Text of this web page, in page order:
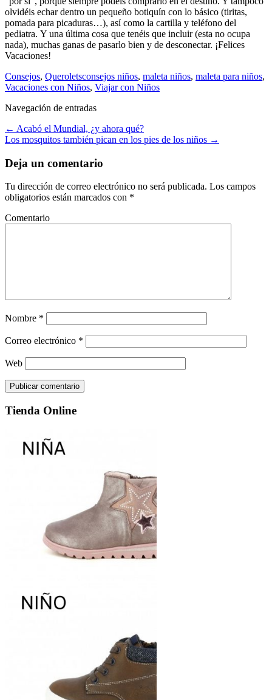
olvidéis echar dentro un pequeño botiquín con lo básico (tiritas,
pomada para picaduras…), así como la cartilla y teléfono del
pediatra. Y una última cosa que tenéis que incluir (esta no ocupa
nada), muchas ganas de pasarlo bien y de desconectar. ¡Felices
Vacaciones!
Consejos, Queroletsconsejos niños, maleta niños, maleta para niños,
Vacaciones con Niños, Viajar con Niños
Navegación de entradas
← Acabó el Mundial, ¿y ahora qué?
Los mosquitos también pican en los pies de los niños →
Deja un comentario
Tu dirección de correo electrónico no será publicada. Los campos
obligatorios están marcados con *
Comentario
Nombre *
Correo electrónico *
Web
Tienda Online